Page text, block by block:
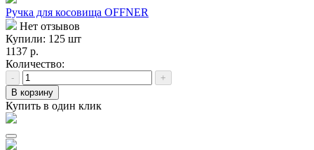
Ручка для косовища OFFNER
Нет отзывов
Купили: 125 шт
1137 р.
Количество:
-
+
В корзину
Купить в один клик